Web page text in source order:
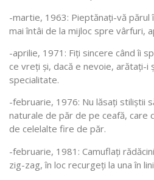
-martie, 1963: Pieptănați-vă
mai întâi de la mijloc spre vârfuri,
-aprilie, 1971: Fiți sincere când îi
ce vreți și, dacă e nevoie, arătați-i
specialitate.
-februarie, 1976: Nu lăsați stiliștii
naturale de păr de pe ceafă, care
de celelalte fire de păr.
-februarie, 1981: Camuflați
zig-zag, în loc recurgeți la una în